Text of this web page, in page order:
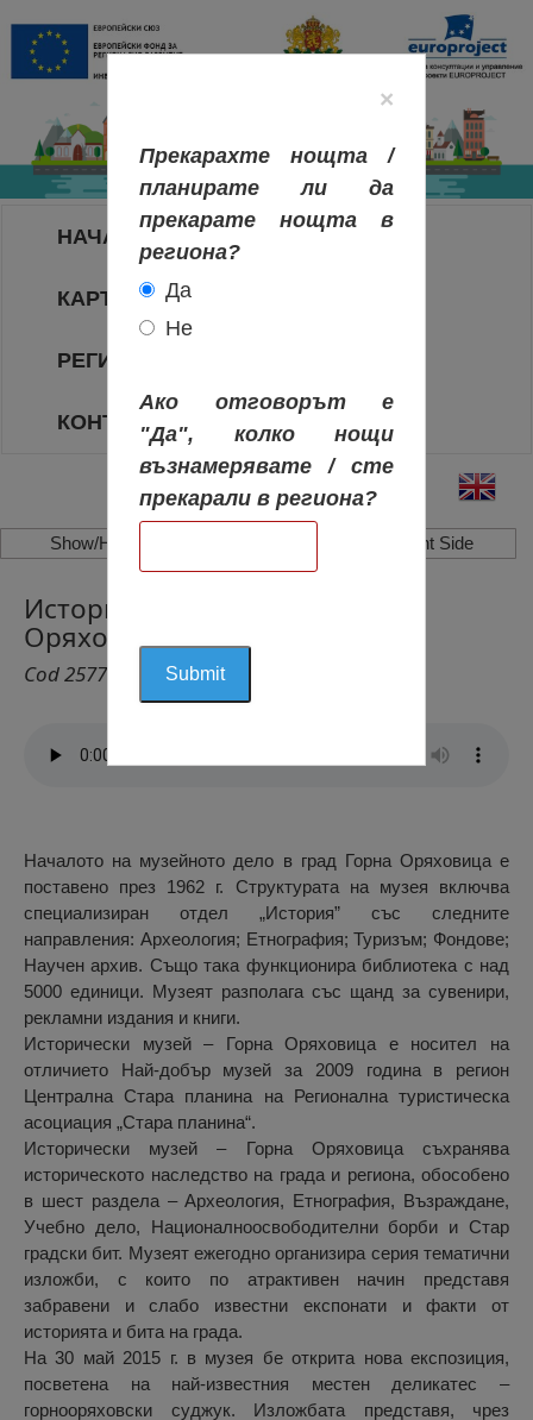
НАЧАЛО
КАРТА НА РЕГИОНИТЕ
РЕГИОНИ
КОНТАКТИ
Show/Hide Left Side Show/Hide Right Side
Историческият Музей, Горна
Оряховица
Cod 2577
Началото на музейното дело в град Горна Оряховица е
поставено през 1962 г. Структурата на музея включва
специализиран отдел „История” със следните
направления: Археология; Етнография; Туризъм; Фондове;
Научен архив. Също така функционира библиотека с над
5000 единици. Музеят разполага със щанд за сувенири,
рекламни издания и книги.
Исторически музей – Горна Оряховица е носител на
отличието Най-добър музей за 2009 година в регион
Централна Стара планина на Регионална туристическа
асоциация „Стара планина“.
Исторически музей – Горна Оряховица съхранява
историческото наследство на града и региона, обособено
в шест раздела – Археология, Етнография, Възраждане,
Учебно дело, Националноосвободителни борби и Стар
градски бит. Музеят ежегодно организира серия тематични
изложби, с които по атрактивен начин представя
забравени и слабо известни експонати и факти от
историята и бита на града.
На 30 май 2015 г. в музея бе открита нова експозиция,
посветена на най-известния местен деликатес –
горнооряховски суджук. Изложбата представя, чрез
×
Прекарахте нощта /
планирате ли да
прекарате нощта в
региона?
Да
Не
Ако отговорът е
"Да", колко нощи
възнамерявате / сте
прекарали в региона?